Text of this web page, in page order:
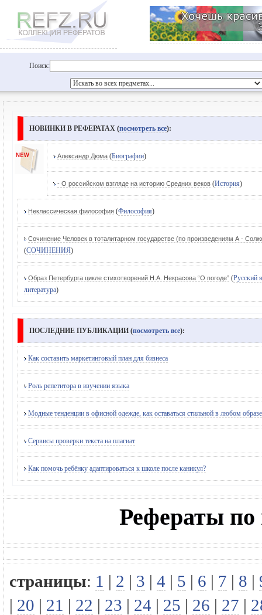
Поиск:
НОВИНКИ В РЕФЕРАТАХ (посмотреть все):
Александр Дюма (Биографии)
- О российском взгляде на историю Средних веков (История)
Неклассическая философия (Философия)
Сочинение Человек в тоталитарном государстве (по произведениям А -
(СОЧИНЕНИЯ)
Образ Петербурга цикле стихотворений Н.А. Некрасова “О погоде” (Русский
литература)
ПОСЛЕДНИЕ ПУБЛИКАЦИИ (посмотреть все):
Как составить маркетинговый план для бизнеса
Роль репетитора в изучении языка
Модные тенденции в офисной одежде, как оставаться стильной в любом образе
Сервисы проверки текста на плагиат
Как помочь ребёнку адаптироваться к школе после каникул?
Рефераты по
страницы: 1 | 2 | 3 | 4 | 5 | 6 | 7 | 8 |
| 20 | 21 | 22 | 23 | 24 | 25 | 26 | 27 |